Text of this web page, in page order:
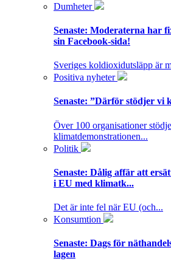
Dumheter
Senaste: Moderaterna har
sin Facebook-sida!
Sveriges koldioxidutsläpp är
Positiva nyheter
Senaste: ”Därför stödjer vi
Över 100 organisationer
klimatdemonstrationen...
Politik
Senaste: Dålig affär att
i EU med klimatk...
Det är inte fel när EU (och...
Konsumtion
Senaste: Dags för
lagen